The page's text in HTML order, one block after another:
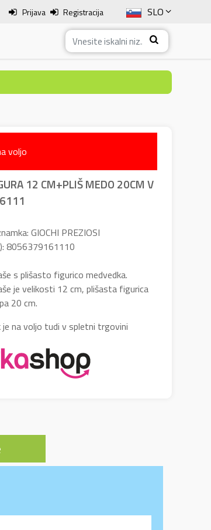
SLO
ENG
ITA
Prijava Registracija
voljo
12 CM+PLIŠ MEDO 20CM V
GIOCHI PREZIOSI
8056379161110
s plišasto figurico medvedka.
je velikosti 12 cm, plišasta figurica
20 cm.
je na voljo tudi v spletni trgovini